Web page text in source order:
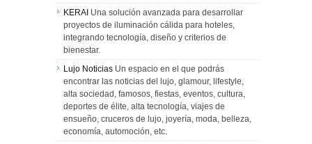
KERAI Una solución avanzada para desarrollar
proyectos de iluminación cálida para hoteles,
integrando tecnología, diseño y criterios de
bienestar.
Lujo Noticias Un espacio en el que podrás
encontrar las noticias del lujo, glamour, lifestyle,
alta sociedad, famosos, fiestas, eventos, cultura,
deportes de élite, alta tecnología, viajes de
ensueño, cruceros de lujo, joyería, moda, belleza,
economía, automoción, etc.